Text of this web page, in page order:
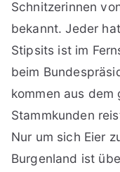
Schnitzerinnen
bekannt. Jeder
Stipsits ist im
beim
kommen aus dem
Stammkunden
Nur um sich Eier
Burgenland ist